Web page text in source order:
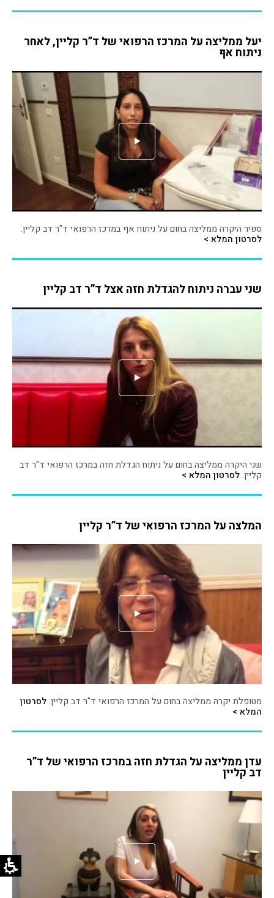
יעל ממליצה על המרכז הרפואי של ד”ר קליין, לאחר
ניתוח אף
ספיר היקרה ממליצה בחום על ניתוח אף במרכז הרפואי ד"ר דב קליין.
לסרטון המלא >
שני עברה ניתוח להגדלת חזה אצל ד”ר דב קליין
שני היקרה ממליצה בחום על ניתוח הגדלת חזה במרכז הרפואי ד"ר דב
קליין.לסרטון המלא >
המלצה על המרכז הרפואי של ד”ר קליין
מטופלת יקרה ממליצה בחום על המרכז הרפואי ד"ר דב קליין.לסרטון
המלא >
עדן ממליצה על הגדלת חזה במרכז הרפואי של ד”ר
דב קליין